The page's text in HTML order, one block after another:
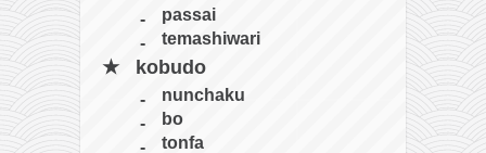
istorija karatea
bubishi
passai
temashiwari
kobudo
nunchaku
bo
tonfa